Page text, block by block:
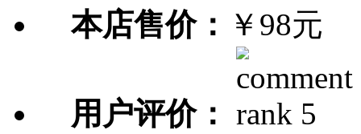
本店售价： ￥98元
用户评价：